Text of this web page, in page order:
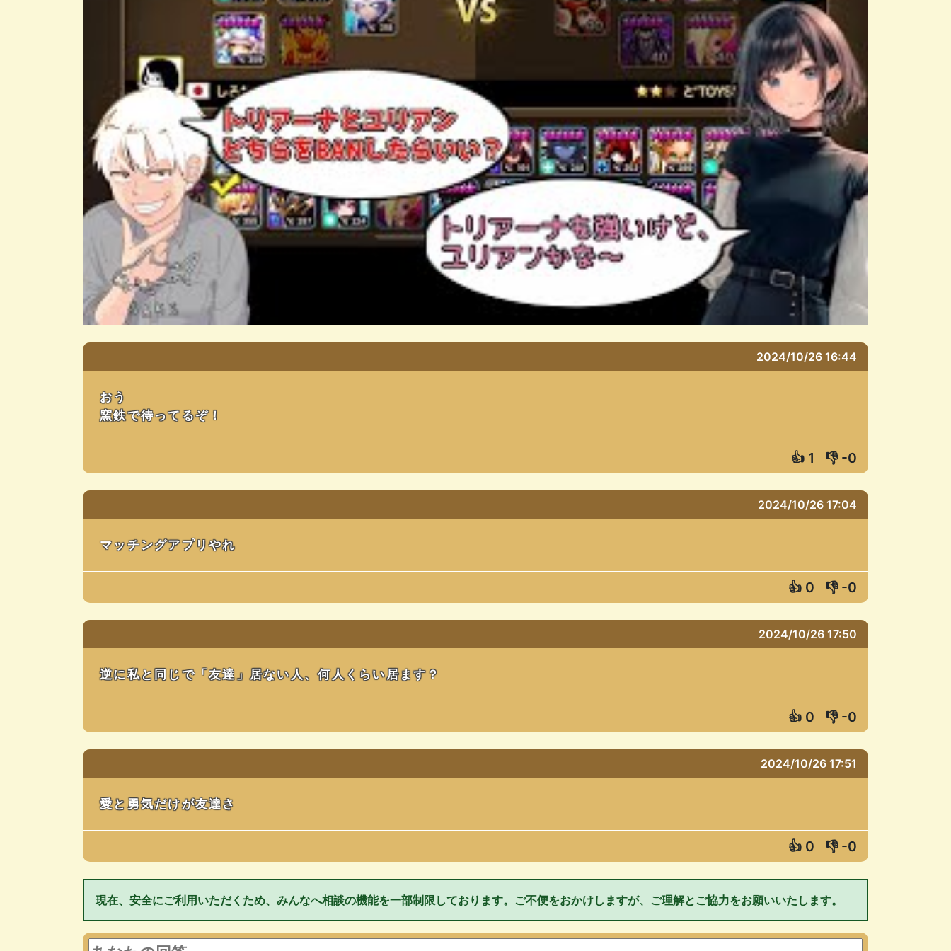
2024/10/26 16:44
おう
窯鉄で待ってるぞ！
👍 1 👎 -0
2024/10/26 17:04
マッチングアプリやれ
👍 0 👎 -0
2024/10/26 17:50
逆に私と同じで「友達」居ない人、何人くらい居ます？
👍 0 👎 -0
2024/10/26 17:51
愛と勇気だけが友達さ
👍 0 👎 -0
現在、安全にご利用いただくため、みんなへ相談の機能を一部制限しております。ご不便をおかけしますが、ご理解とご協力をお願いいたします。